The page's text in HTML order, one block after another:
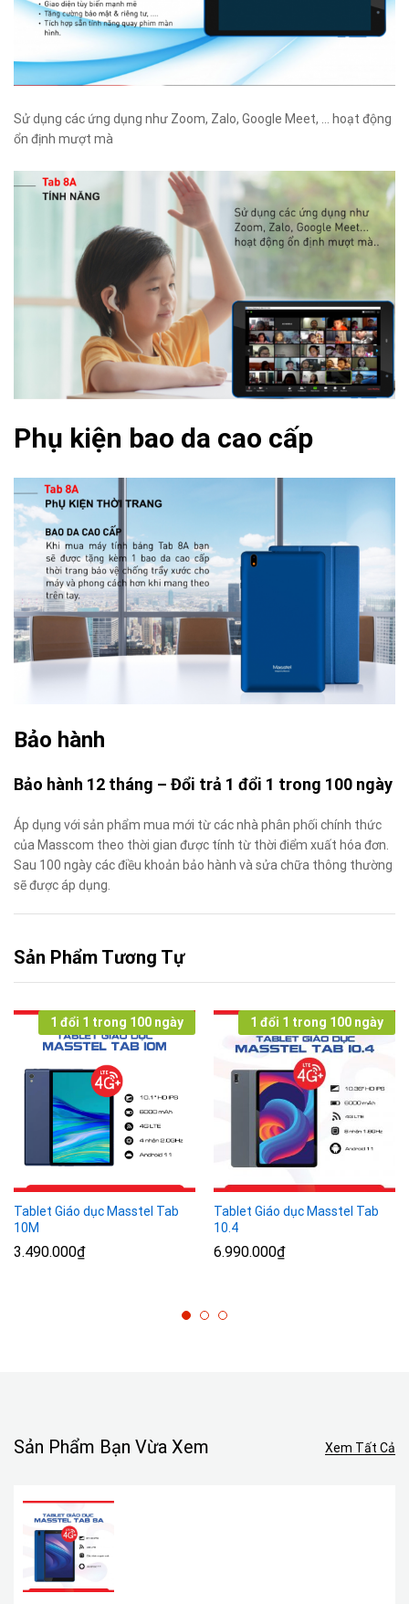
Sử dụng các ứng dụng như Zoom, Zalo, Google Meet, … hoạt động
ổn định mượt mà
Phụ kiện bao da cao cấp
Bảo hành
Bảo hành 12 tháng – Đổi trả 1 đổi 1 trong 100 ngày
Áp dụng với sản phẩm mua mới từ các nhà phân phối chính thức
của Masscom theo thời gian được tính từ thời điểm xuất hóa đơn.
Sau 100 ngày các điều khoản bảo hành và sửa chữa thông thường
sẽ được áp dụng.
Sản Phẩm Tương Tự
1 đổi 1 trong 100 ngày
Tablet Giáo dục Masstel Tab
10M
3.490.000₫
1 đổi 1 trong 100 ngày
Tablet Giáo dục Masstel Tab
10.4
6.990.000₫
Sản Phẩm Bạn Vừa Xem Xem Tất Cả